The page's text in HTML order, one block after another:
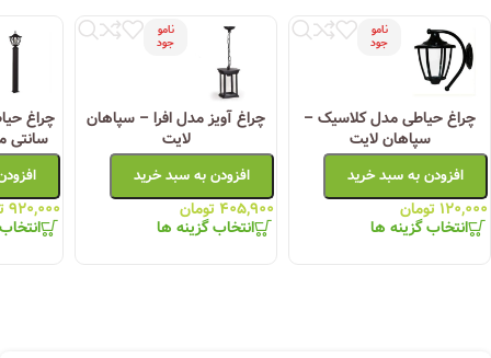
نامو
جود
چراغ حیاطی مدل کلاسیک –
سپاهان لایت
افزودن به سبد خرید
۱۲۰,۰۰۰ تومان
انتخاب گزینه ها
نامو
جود
چراغ آویز مدل افرا – سپاهان
لایت
افزودن به سبد خرید
۴۰۵,۹۰۰ تومان
انتخاب گزینه ها
سانتی
۹۲۰,۰۰۰